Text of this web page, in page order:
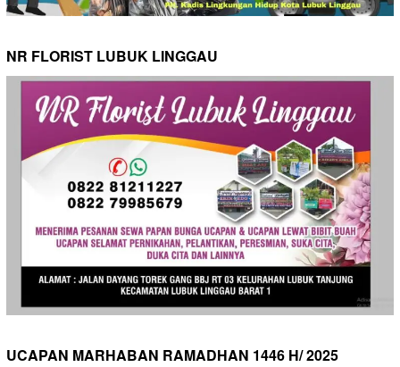
NR FLORIST LUBUK LINGGAU
UCAPAN MARHABAN RAMADHAN 1446 H/ 2025